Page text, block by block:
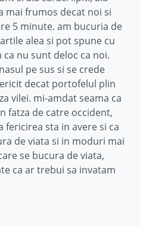
mai frumos decat noi si
5 minute. am bucuria de
alea si pot spune cu
nu sunt deloc ca noi.
pe sus si se crede
decat portofelul plin
vilei. mi-amdat seama ca
fatza de catre occident,
fericirea sta in avere si ca
de viata si in moduri mai
se bucura de viata,
ca ar trebui sa invatam